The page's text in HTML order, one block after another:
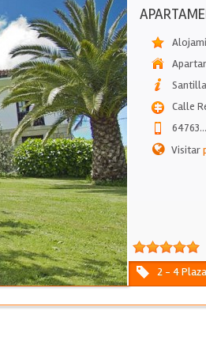
Calle
64763...
Visitar
2 - 4